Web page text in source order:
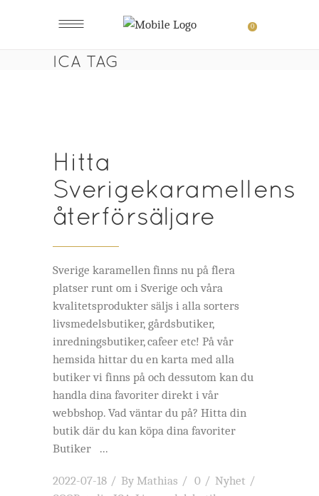
0
ICA TAG
Hitta
Sverigekaramellens
återförsäljare
Sverige karamellen finns nu på flera
platser runt om i Sverige och våra
kvalitetsprodukter säljs i alla sorters
livsmedelsbutiker, gårdsbutiker,
inredningsbutiker, cafeer etc! På vår
hemsida hittar du en karta med alla
butiker vi finns på och dessutom kan du
handla dina favoriter direkt i vår
webbshop. Vad väntar du på? Hitta din
butik där du kan köpa dina favoriter
Butiker
2022-07-18 By Mathias 0
Nyhet